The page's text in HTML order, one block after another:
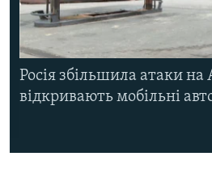
Росія збільшила атаки на
відкривають мобільні